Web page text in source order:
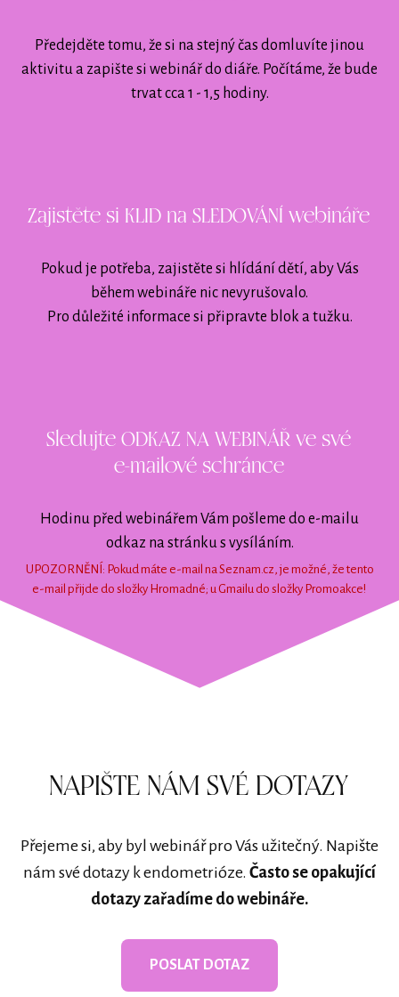
Předejděte tomu, že si na stejný čas domluvíte jinou
aktivitu a zapište si webinář do diáře. Počítáme, že bude
trvat cca 1 - 1,5 hodiny.
Zajistěte si KLID na SLEDOVÁNÍ webináře
Pokud je potřeba, zajistěte si hlídání dětí, aby Vás
během webináře nic nevyrušovalo.
Pro důležité informace si připravte blok a tužku.
Sledujte ODKAZ NA WEBINÁŘ ve své
e-mailové schránce
Hodinu před webinářem Vám pošleme do e-mailu
odkaz na stránku s vysíláním.
UPOZORNĚNÍ: Pokud máte e-mail na Seznam.cz, je možné, že tento
e-mail přijde do složky Hromadné; u Gmailu do složky Promoakce!
NAPIŠTE NÁM SVÉ DOTAZY
Přejeme si, aby byl webinář pro Vás užitečný. Napište
nám své dotazy k endometrióze. Často se opakující
dotazy zařadíme do webináře.
POSLAT DOTAZ